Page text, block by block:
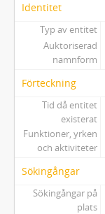
Identitet
Typ av entitet
Auktoriserad
namnform
Förteckning
Tid då entitet
existerat
Funktioner, yrken
och aktiviteter
Sökingångar
Sökingångar på
plats